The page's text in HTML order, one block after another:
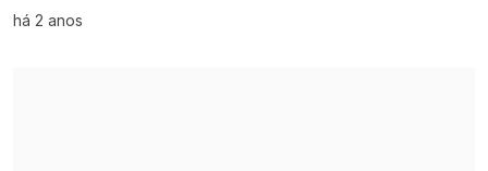
há 2 anos